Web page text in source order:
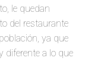
le quedan
del restaurante
ya que
diferente a lo que